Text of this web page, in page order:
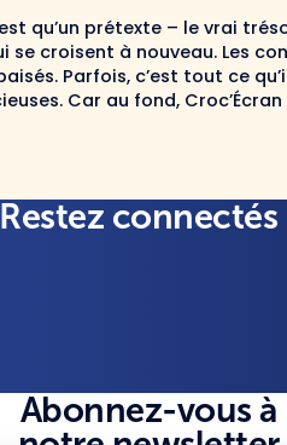
qu’un prétexte – le vrai
se croisent à nouveau. Les
Parfois, c’est tout ce
Car au fond,
Restez connectés
Abonnez-vous à